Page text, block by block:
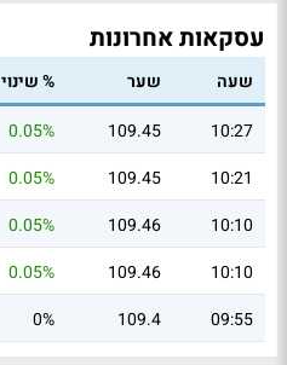
עסקאות אחרונות
שעה
שער % שינוי
10:27
109.45
0.05%
10:21
109.45
0.05%
10:10
109.46
0.05%
10:10
109.46
0.05%
09:55
109.4
0%